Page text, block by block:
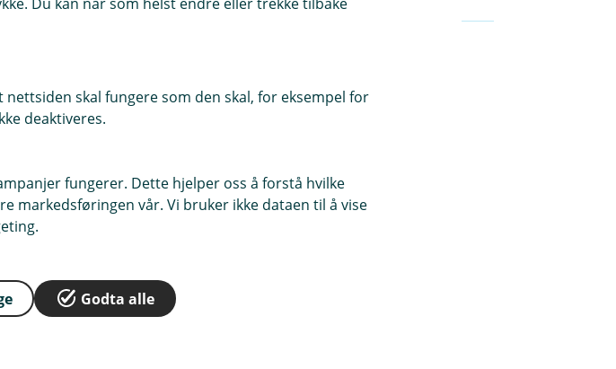
skal fungere som den skal, for eksempel for
deaktiveres.
fungerer. Dette hjelper oss å forstå hvilke
markedsføringen vår. Vi bruker ikke dataen til å vise
Godta alle